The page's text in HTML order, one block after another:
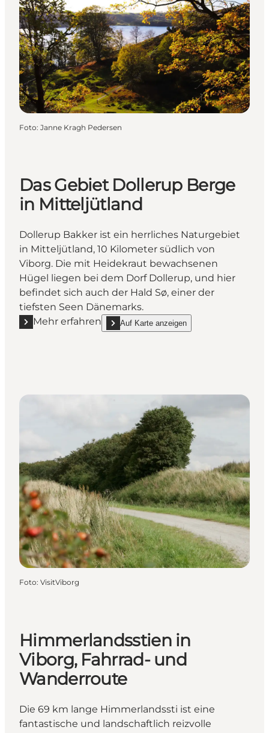
Foto: Janne Kragh Pedersen
Das Gebiet Dollerup Berge
in Mitteljütland
Dollerup Bakker ist ein herrliches Naturgebiet
in Mitteljütland, 10 Kilometer südlich von
Viborg. Die mit Heidekraut bewachsenen
Hügel liegen bei dem Dorf Dollerup, und hier
befindet sich auch der Hald Sø, einer der
tiefsten Seen Dänemarks.
Mehr erfahren
Mehr erfahren "Das Gebiet Dollerup Berge in
Auf Karte anzeigen
show Das Gebiet Dollerup Berge in
Foto: VisitViborg
Himmerlandsstien in
Viborg, Fahrrad- und
Wanderroute
Die 69 km lange Himmerlandssti ist eine
fantastische und landschaftlich reizvolle